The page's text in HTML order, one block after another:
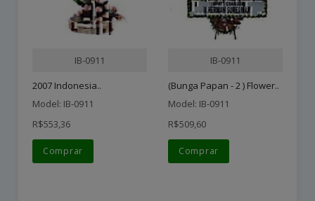
IB-0911
2007 Indonesia..
Model: IB-0911
R$553,36
Comprar
IB-0911
(Bunga Papan - 2 ) Flower..
Model: IB-0911
R$509,60
Comprar